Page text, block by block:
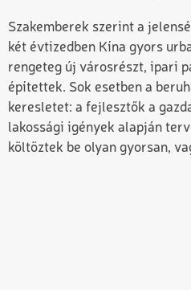
Szakemberek szerint a
két évtizedben Kína gyors
rengeteg új városrészt, ipari
építettek. Sok esetben a
keresletet: a fejlesztők a
lakossági igények alapján
költöztek be olyan gyorsan,